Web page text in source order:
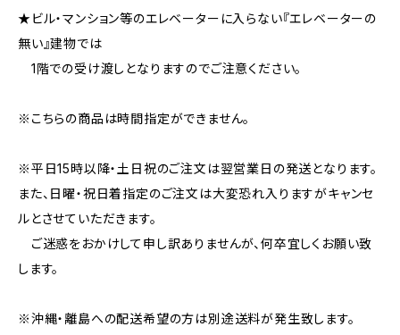
★ビル・マンション等のエレベーターに入らない『エレベーターの
無い』建物では
1階での受け渡しとなりますのでご注意ください。
※こちらの商品は時間指定ができません。
※平日15時以降・土日祝のご注文は翌営業日の発送となります。
また、日曜・祝日着指定のご注文は大変恐れ入りますがキャンセ
ルとさせていただきます。
ご迷惑をおかけして申し訳ありませんが、何卒宜しくお願い致
します。
※沖縄・離島への配送希望の方は別途送料が発生致します。